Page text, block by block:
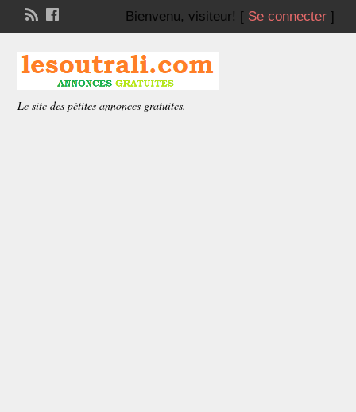
Bienvenu, visiteur! [ Se connecter]
Le site des pétites annonces gratuites.